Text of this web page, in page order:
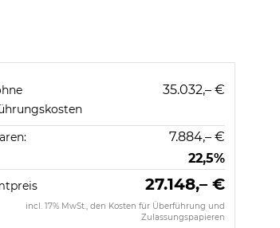
35.032,– €
7.884,– €
22,5%
27.148,– €
incl. 17% MwSt., den Kosten für Überführung und
Zulassungspapieren